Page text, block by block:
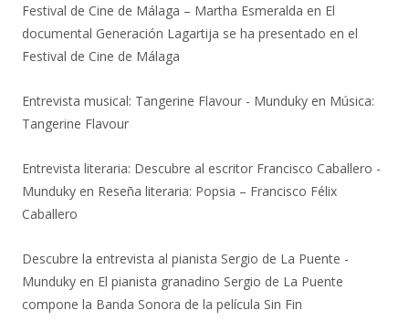
Festival de Cine de Málaga – Martha Esmeralda en El
documental Generación Lagartija se ha presentado en el
Festival de Cine de Málaga
Entrevista musical: Tangerine Flavour - Munduky en Música:
Tangerine Flavour
Entrevista literaria: Descubre al escritor Francisco Caballero -
Munduky en Reseña literaria: Popsia – Francisco Félix
Caballero
Descubre la entrevista al pianista Sergio de La Puente -
Munduky en El pianista granadino Sergio de La Puente
compone la Banda Sonora de la película Sin Fin